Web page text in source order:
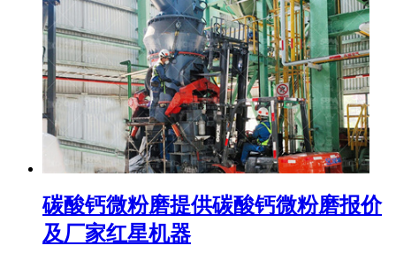
碳酸钙微粉磨提供碳酸钙微粉磨报价
及厂家红星机器